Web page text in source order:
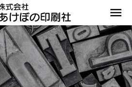
menu